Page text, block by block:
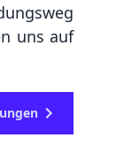
uns auf